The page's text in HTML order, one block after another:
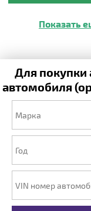
Показать
Для покупки
автомобиля